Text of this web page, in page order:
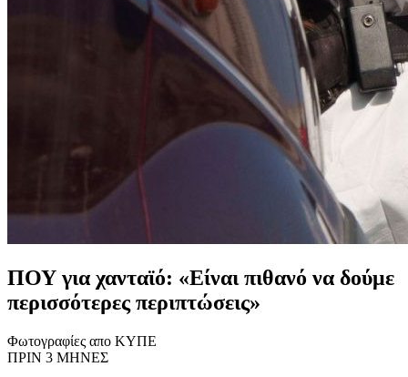
ΠΟΥ για χανταϊό: «Είναι πιθανό να δούμε
περισσότερες περιπτώσεις»
Φωτογραφίες απο ΚΥΠΕ
ΠΡΙΝ 3 ΜΗΝΕΣ